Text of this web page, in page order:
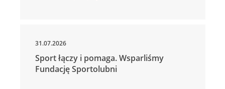
31.07.2026
Sport łączy i pomaga. Wsparliśmy
Fundację Sportolubni